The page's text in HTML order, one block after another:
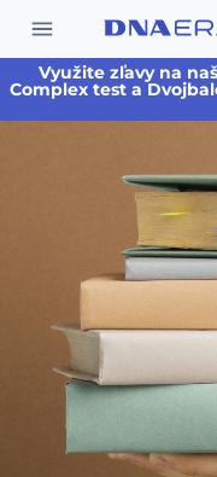
Využite zľavy na
Complex test a